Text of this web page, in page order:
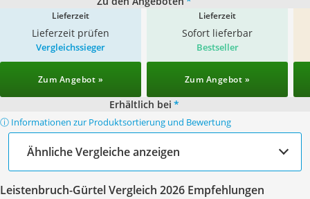
Lieferzeit
Lieferzeit prüfen
Lieferzeit
Sofort lieferbar
Vergleichssieger
Zum Angebot »
Bestseller
Zum Angebot »
Erhältlich bei *
ⓘ Informationen zur Produktsortierung und Bewertung
Ähnliche Vergleiche anzeigen
Leistenbruch-Gürtel Vergleich 2026 Empfehlungen